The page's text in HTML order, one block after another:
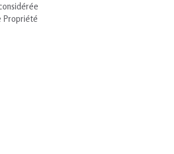
Propriété